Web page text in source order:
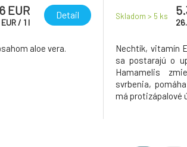
EUR
EUR/ 1 l
Detail
aloe vera.
Skladom > 5 ks
Nechtík, vitamín
sa postarajú o
Hamamelis
svrbenia,
má protizápalové